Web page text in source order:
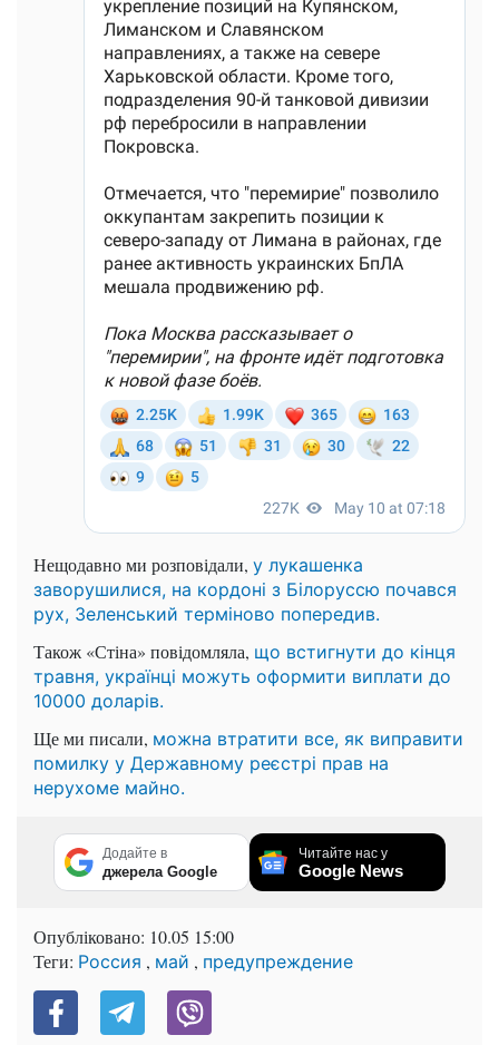
Нещодавно ми розповідали, у лукашенка
заворушилися, на кордоні з Білоруссю почався
рух, Зеленський терміново попередив.
Також «Стіна» повідомляла, що встигнути до кінця
травня, українці можуть оформити виплати до
10000 доларів.
Ще ми писали, можна втратити все, як виправити
помилку у Державному реєстрі прав на
нерухоме майно.
Додайте в
джерела Google
Читайте нас у
Google News
Опубліковано: 10.05 15:00
Теги: Россия , май , предупреждение